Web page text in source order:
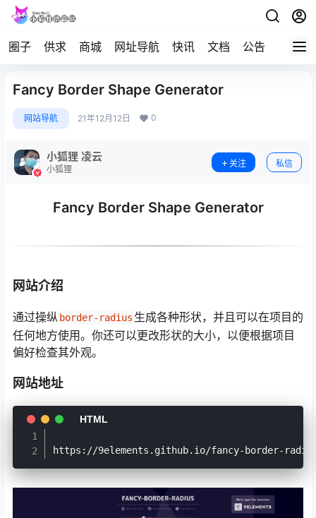
圈子 供求 商城 网址导航 快讯 文档 公告 问答
Fancy Border Shape Generator
网站导航 21年12月12日 0
小狐狸 凌云
小狐狸
关注 私信
Fancy Border Shape Generator
网站介绍
通过操纵 border-radius 生成各种形状，并且可以在项目的
任何地方使用。你还可以更改形状的大小，以便根据项目
偏好检查其外观。
网站地址